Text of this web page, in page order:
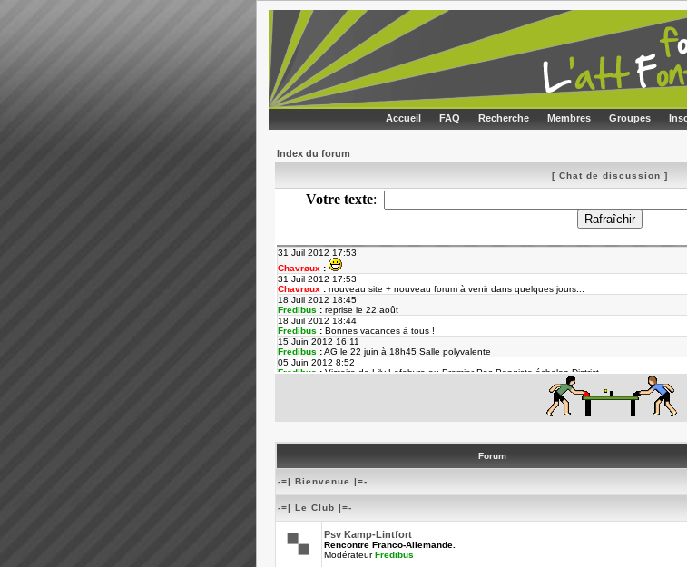
Accueil FAQ Recherche Membres Groupes
Index du forum
[ Chat de discussion ]
Forum
-=| Bienvenue |=-
-=| Le Club |=-
Psv Kamp-Lintfort
Rencontre Franco-Allemande.
ModérateurFredibus